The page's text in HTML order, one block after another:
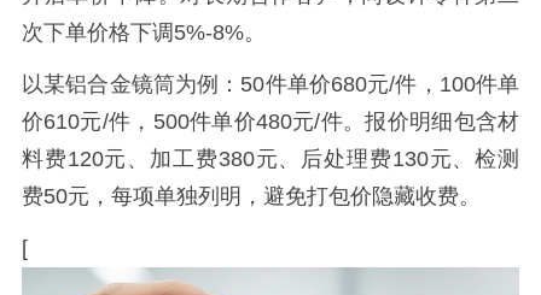
次下单价格下调5%-8%。
以某铝合金镜筒为例：50件单价680元/件，100件单
价610元/件，500件单价480元/件。报价明细包含材
料费120元、加工费380元、后处理费130元、检测
费50元，每项单独列明，避免打包价隐藏收费。
[